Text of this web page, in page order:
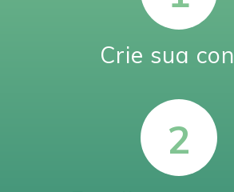
Crie sua